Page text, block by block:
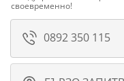
своевременно!
0892 350 115